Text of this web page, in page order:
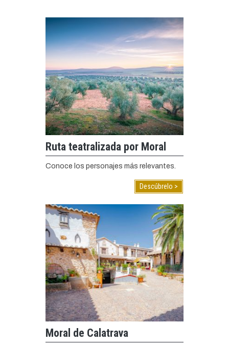
Ruta teatralizada por Moral
Conoce los personajes más relevantes.
Descúbrelo >
Moral de Calatrava